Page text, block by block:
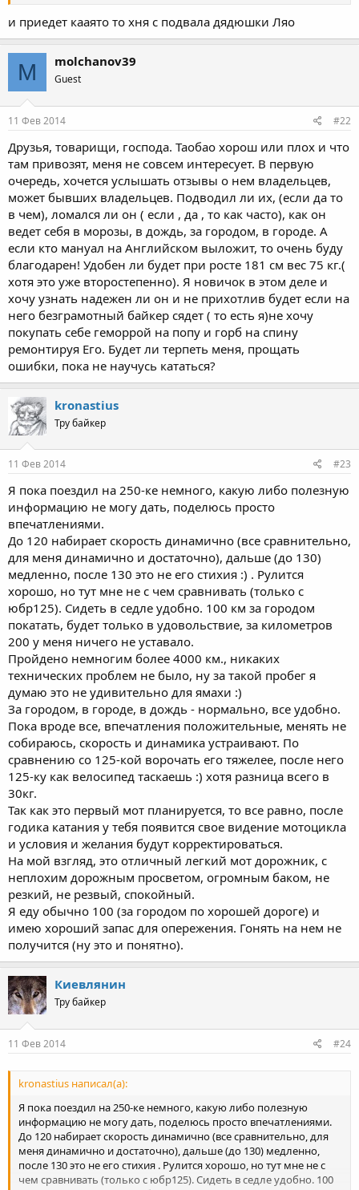
и приедет кааято то хня с подвала дядюшки Ляо
M molchanov39
Guest
11 Фев 2014 #22
Друзья, товарищи, господа. Таобао хорош или плох и что
там привозят, меня не совсем интересует. В первую
очередь, хочется услышать отзывы о нем владельцев,
может бывших владельцев. Подводил ли их, (если да то
в чем), ломался ли он ( если , да , то как часто), как он
ведет себя в морозы, в дождь, за городом, в городе. А
если кто мануал на Английском выложит, то очень буду
благодарен! Удобен ли будет при росте 181 см вес 75 кг.(
хотя это уже второстепенно). Я новичок в этом деле и
хочу узнать надежен ли он и не прихотлив будет если на
него безграмотный байкер сядет ( то есть я)не хочу
покупать себе геморрой на попу и горб на спину
ремонтируя Его. Будет ли терпеть меня, прощать
ошибки, пока не научусь кататься?
kronastius
Тру байкер
11 Фев 2014 #23
Я пока поездил на 250-ке немного, какую либо полезную
информацию не могу дать, поделюсь просто
впечатлениями.
До 120 набирает скорость динамично (все сравнительно,
для меня динамично и достаточно), дальше (до 130)
медленно, после 130 это не его стихия :) . Рулится
хорошо, но тут мне не с чем сравнивать (только с
юбр125). Сидеть в седле удобно. 100 км за городом
покатать, будет только в удовольствие, за километров
200 у меня ничего не уставало.
Пройдено немногим более 4000 км., никаких
технических проблем не было, ну за такой пробег я
думаю это не удивительно для ямахи :)
За городом, в городе, в дождь - нормально, все удобно.
Пока вроде все, впечатления положительные, менять не
собираюсь, скорость и динамика устраивают. По
сравнению со 125-кой ворочать его тяжелее, после него
125-ку как велосипед таскаешь :) хотя разница всего в
30кг.
Так как это первый мот планируется, то все равно, после
годика катания у тебя появится свое видение мотоцикла
и условия и желания будут корректироваться.
На мой взгляд, это отличный легкий мот дорожник, с
неплохим дорожным просветом, огромным баком, не
резкий, не резвый, спокойный.
Я еду обычно 100 (за городом по хорошей дороге) и
имею хороший запас для опережения. Гонять на нем не
получится (ну это и понятно).
Киевлянин
Тру байкер
11 Фев 2014 #24
kronastius написал(а):
Я пока поездил на 250-ке немного, какую либо полезную
информацию не могу дать, поделюсь просто впечатлениями.
До 120 набирает скорость динамично (все сравнительно, для
меня динамично и достаточно), дальше (до 130) медленно,
после 130 это не его стихия . Рулится хорошо, но тут мне не с
чем сравнивать (только с юбр125). Сидеть в седле удобно. 100